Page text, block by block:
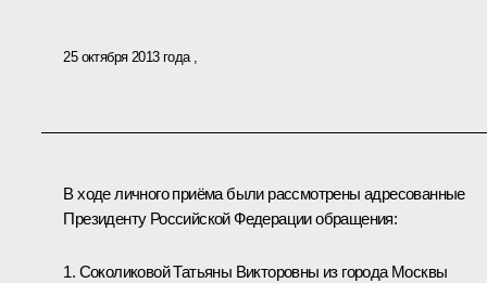
25 октября 2013 года
В ходе личного приёма были рассмотрены адресованные
Президенту Российской Федерации обращения:
1. Соколиковой Татьяны Викторовны из города Москвы